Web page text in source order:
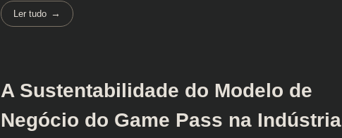
Ler tudo
A Sustentabilidade do Modelo de
Negócio do Game Pass na Indústria